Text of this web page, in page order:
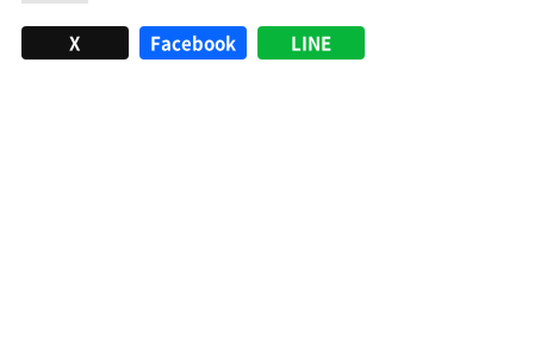
X Facebook LINE